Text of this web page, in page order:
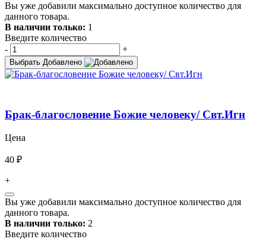
Вы уже добавили максимально доступное количество для
данного товара.
В наличии только: 1
Введите количество
-
+
Выбрать Добавлено
Брак-благословение Божие человеку/ Свт.Игн
Цена
40 ₽
+
Вы уже добавили максимально доступное количество для
данного товара.
В наличии только: 2
Введите количество